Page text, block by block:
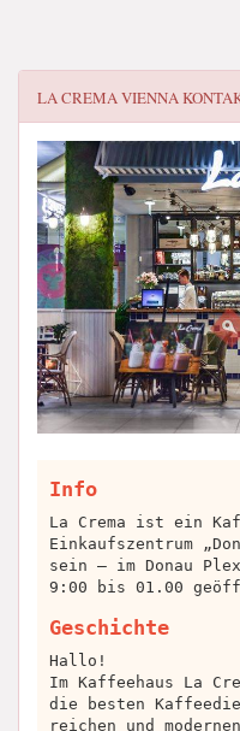
LA CREMA VIENNA
Info
La Crema ist ein
Einkaufszentrum
sein – im Donau
9:00 bis 01.00
Geschichte
Hallo!
Im Kaffeehaus La
die besten
reichen und